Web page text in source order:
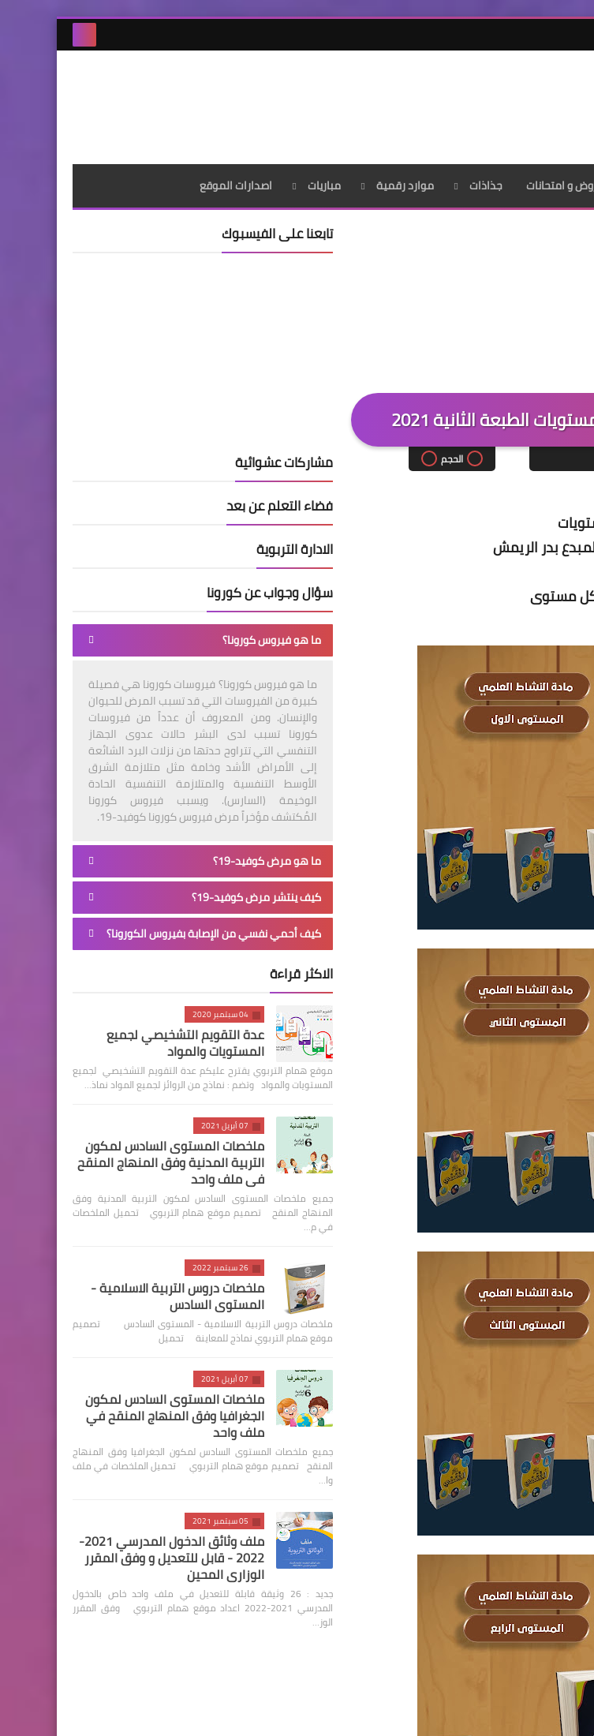
و امتحانات جذاذات موارد رقمية مباريات اصدارات الموقع
الطبعة الثانية 2021
الحجم
كل مستوى
تابعنا على الفيسبوك
مشاركات عشوائية
فضاء التعلم عن بعد
الادارة التربوية
سؤال وجواب عن كورونا
ما هو فيروس كورونا؟
ما هو فيروس كورونا؟ فيروسات كورونا هي فصيلة
كبيرة من الفيروسات التي قد تسبب المرض للحيوان
والإنسان. ومن المعروف أن عدداً من فيروسات
كورونا تسبب لدى البشر حالات عدوى الجهاز
التنفسي التي تتراوح حدتها من نزلات البرد الشائعة
إلى الأمراض الأشد وخامة مثل متلازمة الشرق
الأوسط التنفسية والمتلازمة التنفسية الحادة
الوخيمة (السارس). ويسبب فيروس كورونا
المُكتشف مؤخراً مرض فيروس كورونا كوفيد-19.
ما هو مرض كوفيد-19؟
كيف ينتشر مرض كوفيد-19؟
كيف أحمي نفسي من الإصابة بفيروس الكورونا؟
الاكثر قراءة
04 سبتمبر 2020
عدة التقويم التشخيصي لجميع
المستويات والمواد
موقع همام التربوي يقترح عليكم عدة التقويم التشخيصي لجميع
المستويات والمواد وتضم : نماذج من الروائز لجميع المواد نماذ…
07 أبريل 2021
ملخصات المستوى السادس لمكون
التربية المدنية وفق المنهاج المنقح
في ملف واحد
جميع ملخصات المستوى السادس لمكون التربية المدنية وفق
المنهاج المنقح تصميم موقع همام التربوي تحميل الملخصات
في م…
26 سبتمبر 2022
ملخصات دروس التربية الاسلامية -
المستوى السادس
ملخصات دروس التربية الاسلامية - المستوى السادس تصميم
موقع همام التربوي نماذج للمعاينة تحميل
07 أبريل 2021
ملخصات المستوى السادس لمكون
الجغرافيا وفق المنهاج المنقح في
ملف واحد
جميع ملخصات المستوى السادس لمكون الجغرافيا وفق المنهاج
المنقح تصميم موقع همام التربوي تحميل الملخصات في ملف
وا…
05 سبتمبر 2021
ملف وثائق الدخول المدرسي 2021-
2022 - قابل للتعديل و وفق المقرر
الوزاري المحين
جديد : 26 وثيقة قابلة للتعديل في ملف واحد خاص بالدخول
المدرسي 2021-2022 اعداد موقع همام التربوي وفق المقرر
الوز…